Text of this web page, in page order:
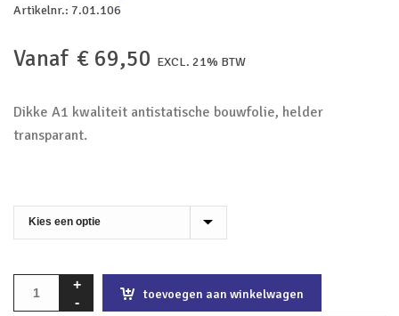
Artikelnr.: 7.01.106
Vanaf € 69,50 EXCL. 21% BTW
Dikke A1 kwaliteit antistatische bouwfolie, helder
transparant.
toevoegen aan winkelwagen